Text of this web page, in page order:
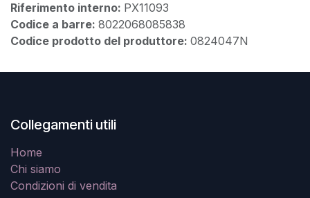
Riferimento interno: PX11093
Codice a barre: 8022068085838
Codice prodotto del produttore: 0824047N
Collegamenti utili
Home
Chi siamo
Condizioni di vendita